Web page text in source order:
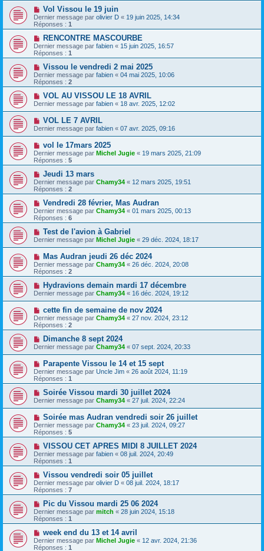
Vol Vissou le 19 juin
Dernier message par olivier D « 19 juin 2025, 14:34
Réponses : 1
RENCONTRE MASCOURBE
Dernier message par fabien « 15 juin 2025, 16:57
Réponses : 1
Vissou le vendredi 2 mai 2025
Dernier message par fabien « 04 mai 2025, 10:06
Réponses : 2
VOL AU VISSOU LE 18 AVRIL
Dernier message par fabien « 18 avr. 2025, 12:02
VOL LE 7 AVRIL
Dernier message par fabien « 07 avr. 2025, 09:16
vol le 17mars 2025
Dernier message par Michel Jugie « 19 mars 2025, 21:09
Réponses : 5
Jeudi 13 mars
Dernier message par Chamy34 « 12 mars 2025, 19:51
Réponses : 2
Vendredi 28 février, Mas Audran
Dernier message par Chamy34 « 01 mars 2025, 00:13
Réponses : 6
Test de l'avion à Gabriel
Dernier message par Michel Jugie « 29 déc. 2024, 18:17
Mas Audran jeudi 26 déc 2024
Dernier message par Chamy34 « 26 déc. 2024, 20:08
Réponses : 2
Hydravions demain mardi 17 décembre
Dernier message par Chamy34 « 16 déc. 2024, 19:12
cette fin de semaine de nov 2024
Dernier message par Chamy34 « 27 nov. 2024, 23:12
Réponses : 2
Dimanche 8 sept 2024
Dernier message par Chamy34 « 07 sept. 2024, 20:33
Parapente Vissou le 14 et 15 sept
Dernier message par Uncle Jim « 26 août 2024, 11:19
Réponses : 1
Soirée Vissou mardi 30 juillet 2024
Dernier message par Chamy34 « 27 juil. 2024, 22:24
Soirée mas Audran vendredi soir 26 juillet
Dernier message par Chamy34 « 23 juil. 2024, 09:27
Réponses : 5
VISSOU CET APRES MIDI 8 JUILLET 2024
Dernier message par fabien « 08 juil. 2024, 20:49
Réponses : 1
Vissou vendredi soir 05 juillet
Dernier message par olivier D « 08 juil. 2024, 18:17
Réponses : 7
Pic du Vissou mardi 25 06 2024
Dernier message par mitch « 28 juin 2024, 15:18
Réponses : 1
week end du 13 et 14 avril
Dernier message par Michel Jugie « 12 avr. 2024, 21:36
Réponses : 1